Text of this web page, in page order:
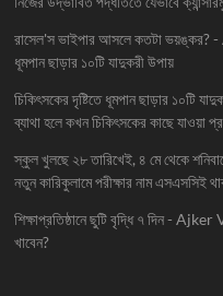
রাসেল'স ভাইপার আসলে কতটা
ধূমপান ছাড়ার ১০টি যাদুকরী উপায়
চিকিৎসকের দৃষ্টিতে ধূমপান ছাড়ার
ব্যাথা হলে কখন চিকিৎসকের কাছে যাওয়া
স্কুল খুলছে ২৮ তারিখেই, ৪ মে থেকে
নতুন কারিকুলামে পরীক্ষার নাম এসএসসিই
শিক্ষাপ্রতিষ্ঠানে ছুটি বৃদ্ধি ৭ দিন -
খাবেন?